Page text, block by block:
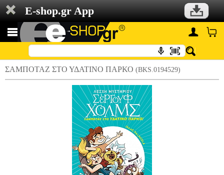
E-shop.gr App
ΣΑΜΠΟΤΑΖ ΣΤΟ ΥΔΑΤΙΝΟ ΠΑΡΚΟ (BKS.0194529)